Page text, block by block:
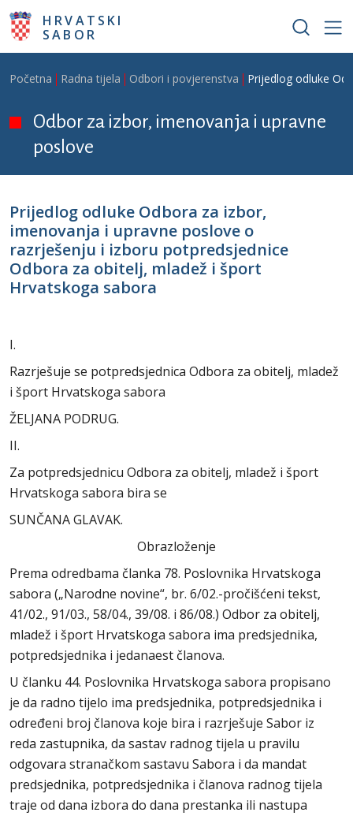
Skoči na glavni sadržaj
HRVATSKI
SABOR
Breadcrumb
Početna Radna tijela Odbori i povjerenstva Prijedlog odluke
Odbor za izbor, imenovanja i upravne
poslove
Prijedlog odluke Odbora za izbor,
imenovanja i upravne poslove o
razrješenju i izboru potpredsjednice
Odbora za obitelj, mladež i šport
Hrvatskoga sabora
I.
Razrješuje se potpredsjednica Odbora za obitelj, mladež
i šport Hrvatskoga sabora
ŽELJANA PODRUG.
II.
Za potpredsjednicu Odbora za obitelj, mladež i šport
Hrvatskoga sabora bira se
SUNČANA GLAVAK.
Obrazloženje
Prema odredbama članka 78. Poslovnika Hrvatskoga
sabora („Narodne novine“, br. 6/02.-pročišćeni tekst,
41/02., 91/03., 58/04., 39/08. i 86/08.) Odbor za obitelj,
mladež i šport Hrvatskoga sabora ima predsjednika,
potpredsjednika i jedanaest članova.
U članku 44. Poslovnika Hrvatskoga sabora propisano
je da radno tijelo ima predsjednika, potpredsjednika i
određeni broj članova koje bira i razrješuje Sabor iz
reda zastupnika, da sastav radnog tijela u pravilu
odgovara stranačkom sastavu Sabora i da mandat
predsjednika, potpredsjednika i članova radnog tijela
traje od dana izbora do dana prestanka ili nastupa